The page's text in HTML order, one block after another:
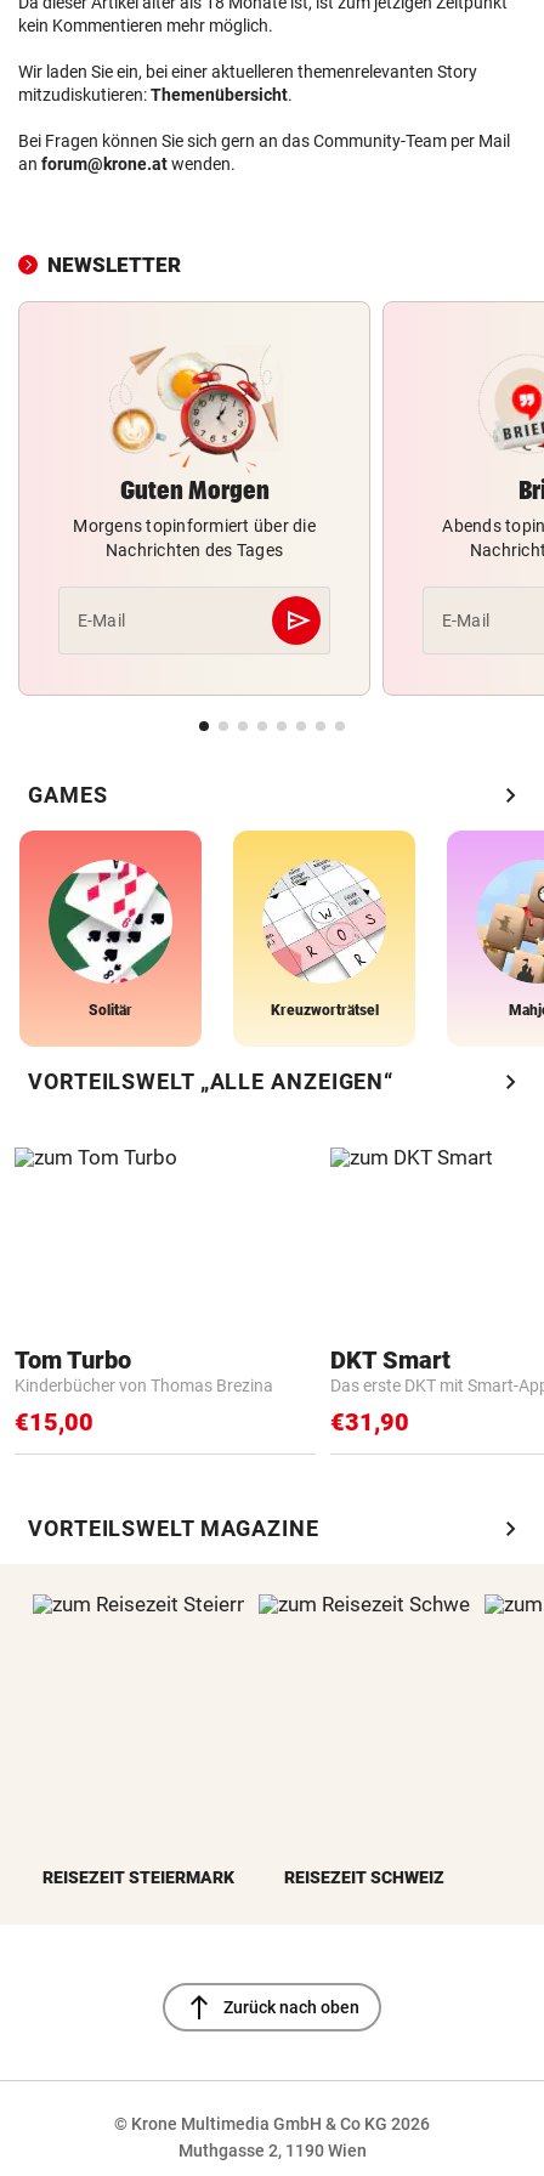
kein Kommentieren mehr möglich.
Wir laden Sie ein, bei einer aktuelleren themenrelevanten Story
mitzudiskutieren:Themenübersicht.
Bei Fragen können Sie sich gern an das Community-Team per Mail
an forum@krone.atwenden.
NEWSLETTER
Guten Morgen
Morgens topinformiert über die
Nachrichten des Tages
E-Mail send
Abschicken
Abends
E-Mail
GAMES chevron_right
Solitär Kreuzworträtsel
VORTEILSWELT „ALLE ANZEIGEN“ chevron_right
Tom Turbo
Kinderbücher von Thomas Brezina
€15,00
DKT Smart
Das erste DKT mit Smart-
€31,90
VORTEILSWELT MAGAZINE chevron_right
REISEZEIT STEIERMARK REISEZEIT SCHWEIZ
north Zurück nach oben
© Krone Multimedia GmbH & Co KG 2026
Muthgasse 2, 1190 Wien